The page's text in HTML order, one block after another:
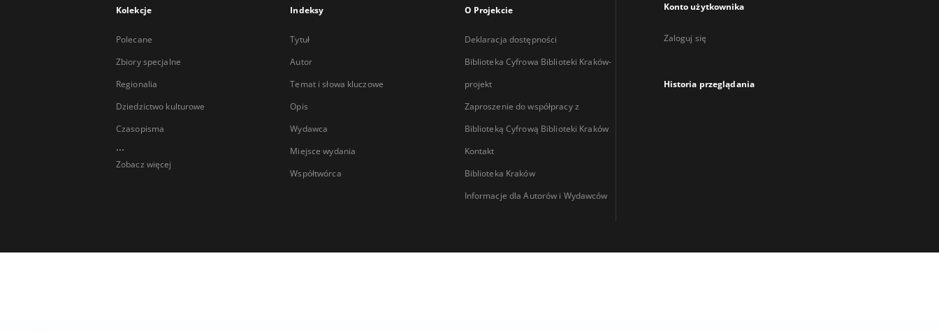
Kolekcje
Polecane
Zbiory specjalne
Regionalia
Dziedzictwo kulturowe
Czasopisma
...
Zobacz więcej
Indeksy
Tytuł
Autor
Temat i słowa kluczowe
Opis
Wydawca
Miejsce wydania
Współtwórca
O Projekcie
Deklaracja dostępności
Biblioteka Cyfrowa Biblioteki Kraków-
projekt
Zaproszenie do współpracy z
Biblioteką Cyfrową Biblioteki Kraków
Kontakt
Biblioteka Kraków
Informacje dla Autorów i Wydawców
Konto użytkownika
Zaloguj się
Historia przeglądania